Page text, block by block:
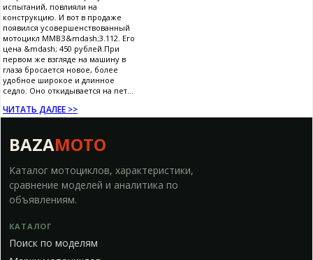
испытаний, повлияли на
конструкцию. И вот в продаже
появился усовершенствованный
мотоцикл ММВЗ&mdash;3.112. Его
цена &mdash; 450 рублей.При
первом же взгляде на машину в
глаза бросается новое, более
удобное широкое и длинное
седло. Оно откидывается на пет...
ЧИТАТЬ ДАЛЕЕ >>
BAZAMOTO
Каталог мотоциклов, характеристики,
сравнение моделей и аналитика по
объявлениям.
КАТАЛОГ
Поиск по моделям